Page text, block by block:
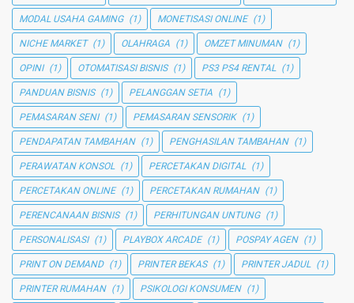
MODAL USAHA GAMING (1) MONETISASI ONLINE (1)
NICHE MARKET (1) OLAHRAGA (1) OMZET MINUMAN (1)
OPINI (1) OTOMATISASI BISNIS (1) PS3 PS4 RENTAL (1)
PANDUAN BISNIS (1) PELANGGAN SETIA (1)
PEMASARAN SENI (1) PEMASARAN SENSORIK (1)
PENDAPATAN TAMBAHAN (1) PENGHASILAN TAMBAHAN (1)
PERAWATAN KONSOL (1) PERCETAKAN DIGITAL (1)
PERCETAKAN ONLINE (1) PERCETAKAN RUMAHAN (1)
PERENCANAAN BISNIS (1) PERHITUNGAN UNTUNG (1)
PERSONALISASI (1) PLAYBOX ARCADE (1) POSPAY AGEN (1)
PRINT ON DEMAND (1) PRINTER BEKAS (1) PRINTER JADUL (1)
PRINTER RUMAHAN (1) PSIKOLOGI KONSUMEN (1)